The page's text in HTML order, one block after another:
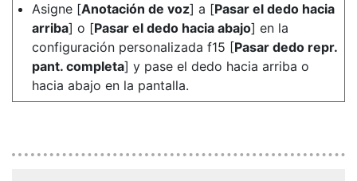
Asigne [Anotación de voz] a [Pasar el dedo hacia
arriba] o [Pasar el dedo hacia abajo] en la
configuración personalizada f15 [Pasar dedo repr.
pant. completa] y pase el dedo hacia arriba o
hacia abajo en la pantalla.